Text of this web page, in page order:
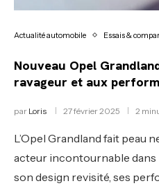
Actualité automobile Essais &
Nouveau Opel
ravageur et aux
par Loris 27 février 2025 2
L’Opel Grandland fait peau
acteur incontournable dans
son design revisité, ses